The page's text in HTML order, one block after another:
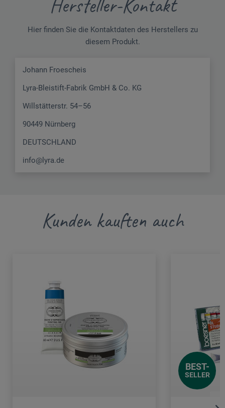
Hersteller-Kontakt
Hier finden Sie die Kontaktdaten des Herstellers zu
diesem Produkt.
Johann Froescheis
Lyra-Bleistift-Fabrik GmbH & Co. KG
Willstätterstr. 54–56
90449 Nürnberg
DEUTSCHLAND
info@lyra.de
Kunden kauften auch
BEST-
SELLER